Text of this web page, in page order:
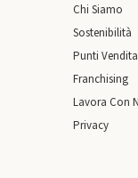
Chi Siamo
Sostenibilità
Punti Vendita
Franchising
Lavora Con
Privacy